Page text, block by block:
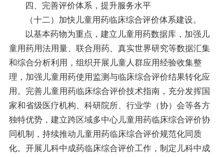
四、完善评价体系，提升服务水平
（十二）加快儿童用药临床综合评价体系建设。
以基本药物为重点，建立儿童用药数据库，加强儿
童用药用法用量、联合用药、真实世界研究等数据汇集
和综合分析利用，组织开展儿童人群应用经验收集整
理，加强儿童用药使用监测与临床综合评价结果转化应
用。完善儿童用药临床综合评价技术指南，充分发挥国
家和省级医疗机构、科研院所、行业学（协）会等各方
独特优势，建立跨区域多中心儿童用药临床综合评价协
同机制，持续推动儿童用药临床综合评价规范化同质
化。开展儿科中成药临床综合评价工作，制定儿科中成